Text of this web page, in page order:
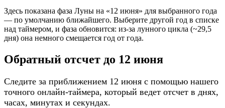
Здесь показана фаза Луны на «12 июня» для выбранного года
— по умолчанию ближайшего. Выберите другой год в списке
над таймером, и фаза обновится: из-за лунного цикла (~29,5
дня) она немного смещается год от года.
Обратный отсчет до 12 июня
Следите за приближением 12 июня с помощью нашего
точного онлайн-таймера, который ведет отсчет в днях,
часах, минутах и секундах.